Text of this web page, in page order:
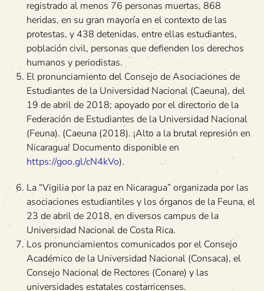
registrado al menos 76 personas muertas, 868
heridas, en su gran mayoría en el contexto de las
protestas, y 438 detenidas, entre ellas estudiantes,
población civil, personas que defienden los derechos
humanos y periodistas.
El pronunciamiento del Consejo de Asociaciones de
Estudiantes de la Universidad Nacional (Caeuna), del
19 de abril de 2018; apoyado por el directorio de la
Federación de Estudiantes de la Universidad Nacional
(Feuna). (Caeuna (2018). ¡Alto a la brutal represión en
Nicaragua! Documento disponible en
https://goo.gl/cN4kVo).
La “Vigilia por la paz en Nicaragua” organizada por las
asociaciones estudiantiles y los órganos de la Feuna, el
23 de abril de 2018, en diversos campus de la
Universidad Nacional de Costa Rica.
Los pronunciamientos comunicados por el Consejo
Académico de la Universidad Nacional (Consaca), el
Consejo Nacional de Rectores (Conare) y las
universidades estatales costarricenses.